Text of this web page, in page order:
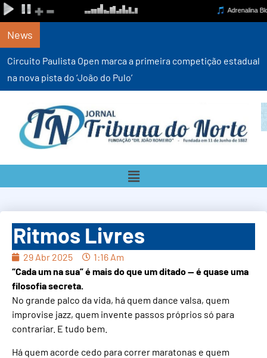
News
Circuito Paulista Open marca a primeira competição estadual
na nova pista do ‘João do Pulo’
Ritmos Livres
29 Abr 2025
1:16 Am
“Cada um na sua” é mais do que um ditado — é quase uma
filosofia secreta.
No grande palco da vida, há quem dance valsa, quem
improvise jazz, quem invente passos próprios só para
contrariar. E tudo bem.
Há quem acorde cedo para correr maratonas e quem